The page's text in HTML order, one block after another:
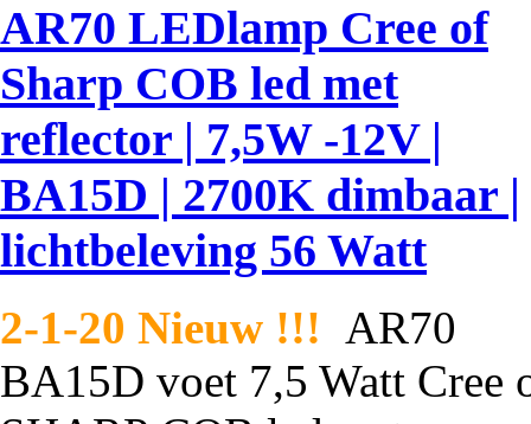
AR70 LEDlamp Cree of
Sharp COB led met
reflector | 7,5W -12V |
BA15D | 2700K dimbaar |
lichtbeleving 56 Watt
2-1-20 Nieuw !!! AR70
BA15D voet 7,5 Watt Cree